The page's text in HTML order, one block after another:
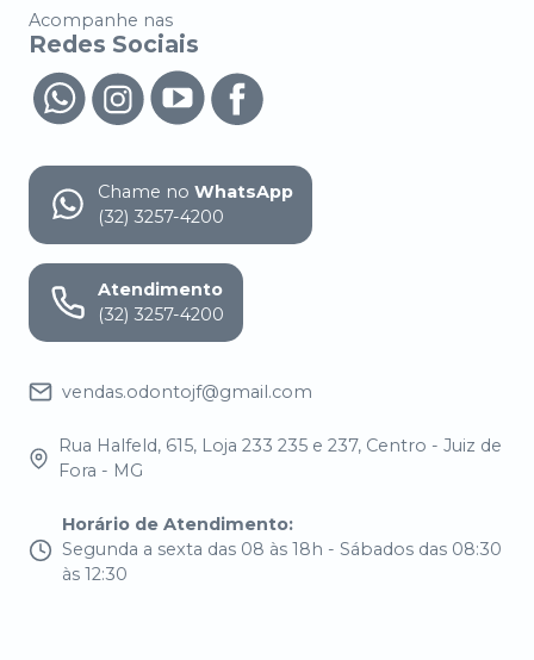
Acompanhe nas
Redes Sociais
Chame no WhatsApp
(32) 3257-4200
Atendimento
(32) 3257-4200
vendas.odontojf@gmail.com
Rua Halfeld, 615, Loja 233 235 e 237, Centro - Juiz de
Fora - MG
Horário de Atendimento:
Segunda a sexta das 08 às 18h - Sábados das 08:30
às 12:30